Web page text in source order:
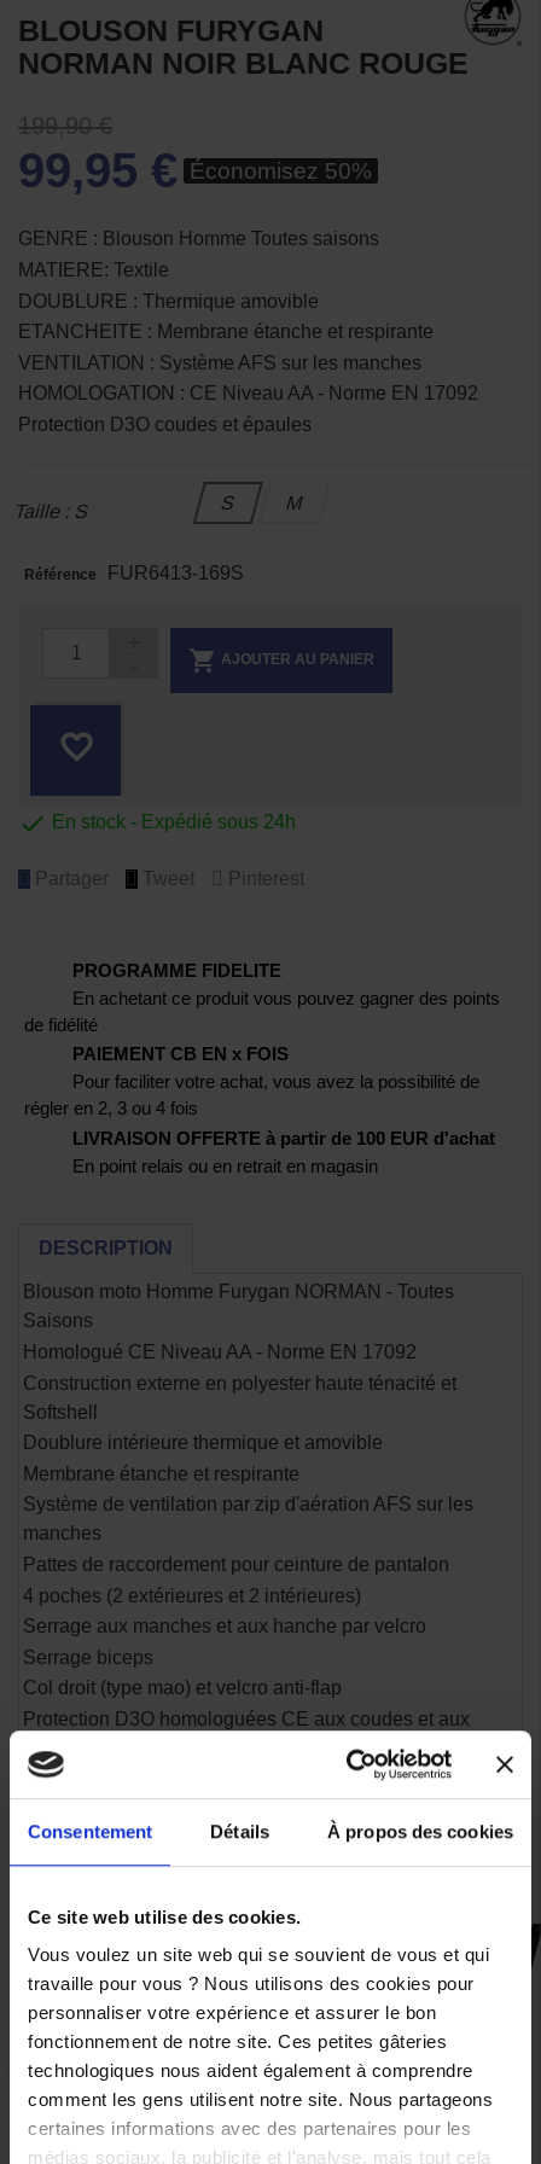
Consentement Détails À propos des cookies
Ce site web utilise des cookies.
Vous voulez un site web qui se souvient de vous et qui
travaille pour vous ? Nous utilisons des cookies pour
personnaliser votre expérience et assurer le bon
fonctionnement de notre site. Ces petites gâteries
technologiques nous aident également à comprendre
comment les gens utilisent notre site. Nous partageons
certaines informations avec des partenaires pour les
médias sociaux, la publicité et l'analyse, mais tout cela
BLOUSON FURYGAN
NORMAN NOIR BLANC ROUGE
199,90 €
99,95 € Économisez 50%
GENRE : Blouson Homme Toutes saisons
MATIERE: Textile
DOUBLURE : Thermique amovible
ETANCHEITE : Membrane étanche et respirante
VENTILATION : Système AFS sur les manches
HOMOLOGATION : CE Niveau AA - Norme EN 17092
Protection D3O coudes et épaules
Taille : S S M
Référence FUR6413-169S
 AJOUTER AU PANIER
favorite_border
 En stock - Expédié sous 24h
Partager Tweet Pinterest
PROGRAMME FIDELITE
En achetant ce produit vous pouvez gagner des points
de fidélité
PAIEMENT CB EN x FOIS
Pour faciliter votre achat, vous avez la possibilité de
régler en 2, 3 ou 4 fois
LIVRAISON OFFERTE à partir de 100 EUR d'achat
En point relais ou en retrait en magasin
DESCRIPTION
Blouson moto Homme Furygan NORMAN - Toutes
Saisons
Homologué CE Niveau AA - Norme EN 17092
Construction externe en polyester haute ténacité et
Softshell
Doublure intérieure thermique et amovible
Membrane étanche et respirante
Système de ventilation par zip d'aération AFS sur les
manches
Pattes de raccordement pour ceinture de pantalon
4 poches (2 extérieures et 2 intérieures)
Serrage aux manches et aux hanche par velcro
Serrage biceps
Col droit (type mao) et velcro anti-flap
Protection D3O homologuées CE aux coudes et aux
épaules - Norme EN 1621-1
Poche pour dorsale compatible avec la dorsale de type
1, toutes deux homologuées 1621-2 et disponibles en
option
CES PRODUITS SONT
SUSCEPTIBLES DE VOUS
INTÉRESSER
-30%